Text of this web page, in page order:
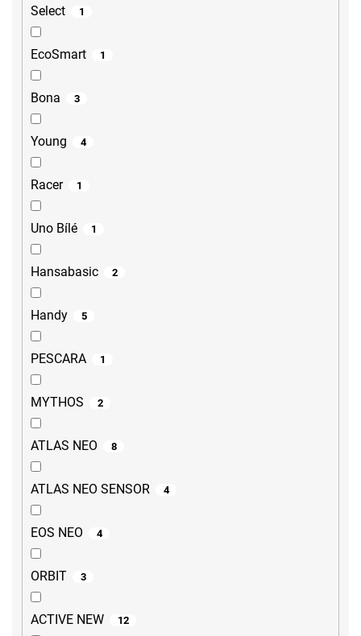
Select 1
EcoSmart 1
Bona 3
Young 4
Racer 1
Uno Bílé 1
Hansabasic 2
Handy 5
PESCARA 1
MYTHOS 2
ATLAS NEO 8
ATLAS NEO SENSOR 4
EOS NEO 4
ORBIT 3
ACTIVE NEW 12